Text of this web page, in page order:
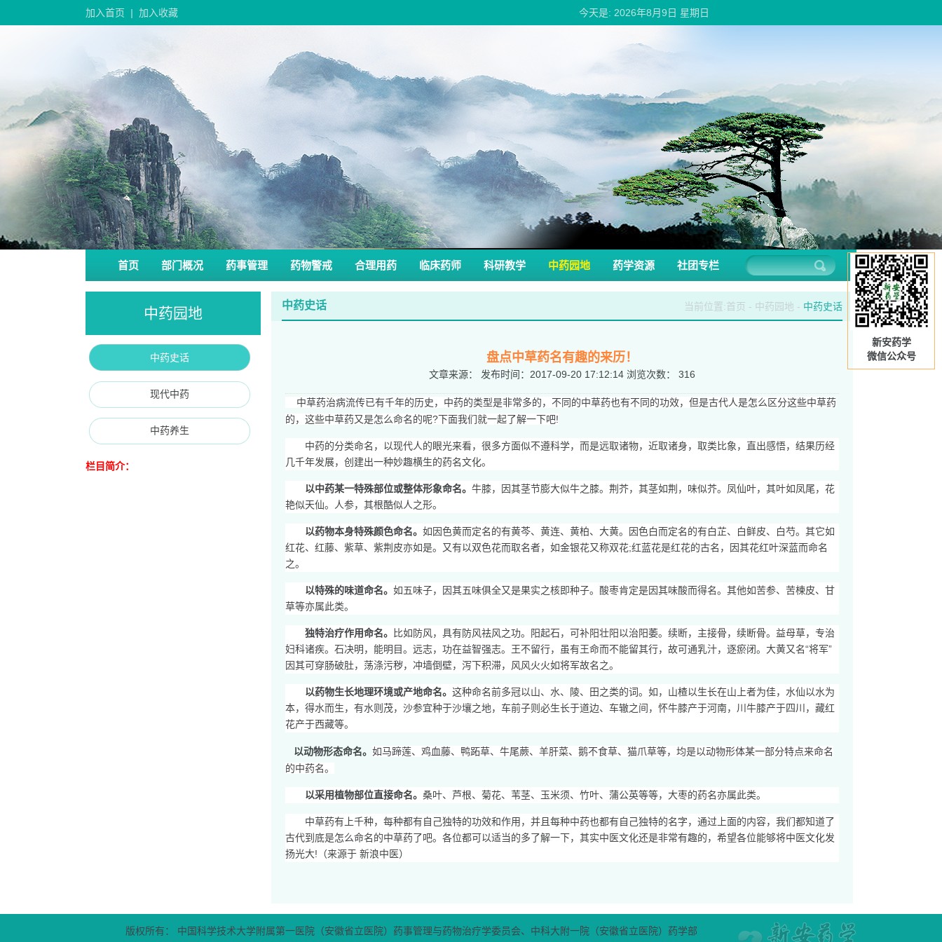
加入首页 | 加入收藏 今天是: 2026年8月9日 星期日
首页 部门概况 药事管理 药物警戒 合理用药 临床药师 科研教学 中药园地 药学资源 社团专栏
新安药学
微信公众号
中药园地
中药史话
现代中药
中药养生
栏目简介：
当前位置:首页 - 中药园地 - 中药史话
中药史话
盘点中草药名有趣的来历！
文章来源： 发布时间： 2017-09-20 17:12:14 浏览次数： 316
中草药治病流传已有千年的历史，中药的类型是非常多的，不同的中草药也有不同的功效，但是古代人是怎么区分这些中草药
的，这些中草药又是怎么命名的呢?下面我们就一起了解一下吧!
中药的分类命名，以现代人的眼光来看，很多方面似不遵科学，而是远取诸物，近取诸身，取类比象，直出感悟，结果历经
几千年发展，创建出一种妙趣横生的药名文化。
以中药某一特殊部位或整体形象命名。 牛膝，因其茎节膨大似牛之膝。荆芥，其茎如荆，味似芥。凤仙叶，其叶如凤尾，花
艳似天仙。人参，其根酷似人之形。
以药物本身特殊颜色命名。 如因色黄而定名的有黄芩、黄连、黄柏、大黄。因色白而定名的有白芷、白鲜皮、白芍。其它如
红花、红藤、紫草、紫荆皮亦如是。又有以双色花而取名者，如金银花又称双花;红蓝花是红花的古名，因其花红叶深蓝而命名
之。
以特殊的味道命名。 如五味子，因其五味俱全又是果实之核即种子。酸枣肯定是因其味酸而得名。其他如苦参、苦楝皮、甘
草等亦属此类。
独特治疗作用命名。
比如防风，具有防风祛风之功。阳起石，可补阳壮阳以治阳萎。续断，主接骨，续断骨。益母草，专治
妇科诸疾。石决明，能明目。远志，功在益智强志。王不留行，虽有王命而不能留其行，故可通乳汁，逐瘀闭。大黄又名“将军”
因其可穿肠破肚，荡涤污秽，冲墙倒壁，泻下积滞，风风火火如将军故名之。
以药物生长地理环境或产地命名。 这种命名前多冠以山、水、陵、田之类的词。如，山楂以生长在山上者为佳，水仙以水为
本，得水而生，有水则茂，沙参宜种于沙壤之地，车前子则必生长于道边、车辙之间，怀牛膝产于河南，川牛膝产于四川，藏红
花产于西藏等。
以动物形态命名。 如马蹄莲、鸡血藤、鸭跖草、牛尾蕨、羊肝菜、鹅不食草、猫爪草等，均是以动物形体某一部分特点来命名
的中药名。
以采用植物部位直接命名。 桑叶、芦根、菊花、苇茎、玉米须、竹叶、蒲公英等等，大枣的药名亦属此类。
中草药有上千种，每种都有自己独特的功效和作用，并且每种中药也都有自己独特的名字，通过上面的内容，我们都知道了
古代到底是怎么命名的中草药了吧。各位都可以适当的多了解一下，其实中医文化还是非常有趣的，希望各位能够将中医文化发
扬光大!（来源于 新浪中医）
版权所有： 中国科学技术大学附属第一医院（安徽省立医院）药事管理与药物治疗学委员会、中科大附一院（安徽省立医院）药学部